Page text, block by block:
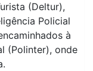
(Deltur),
Policial
à
(Polinter), onde